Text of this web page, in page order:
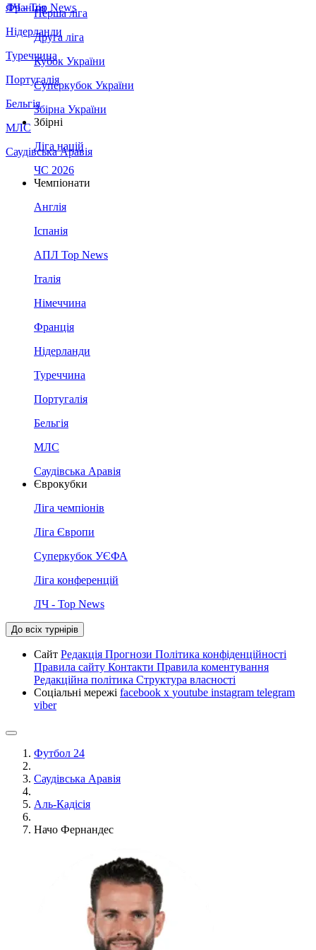
Франція
Нідерланди
Туреччина
Португалія
Бельгія
МЛС
Саудівська Аравія
ЛЧ - Top News
Перша ліга
Друга ліга
Кубок України
Суперкубок України
Збірна України
Збірні
Ліга націй
ЧС 2026
Чемпіонати
Англія
Іспанія
АПЛ Top News
Італія
Німеччина
Франція
Нідерланди
Туреччина
Португалія
Бельгія
МЛС
Саудівська Аравія
Єврокубки
Ліга чемпіонів
Ліга Європи
Суперкубок УЄФА
Ліга конференцій
ЛЧ - Top News
До всіх турнірів
Сайт Редакція Прогнози Політика конфіденційності
Правила сайту Контакти Правила коментування
Редакційна політика Структура власності
Соціальні мережі facebook x youtube instagram telegram
viber
Футбол 24
Саудівська Аравія
Аль-Кадісія
Начо Фернандес